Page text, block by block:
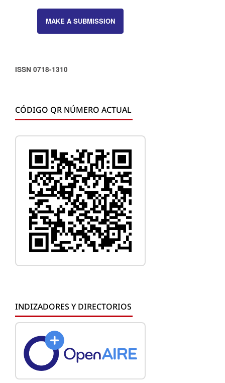
MAKE A SUBMISSION
ISSN 0718-1310
CÓDIGO QR NÚMERO ACTUAL
INDIZADORES Y DIRECTORIOS